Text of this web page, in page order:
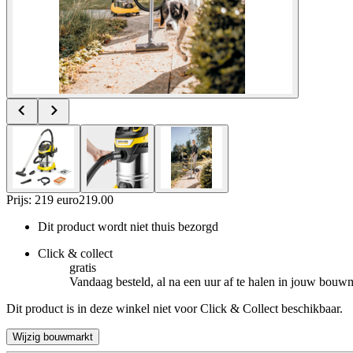
Prijs: 219 euro219.00
Dit product wordt niet thuis bezorgd
Click & collect
gratis
Vandaag besteld, al na een uur af te halen in jouw
Dit product is in deze winkel niet voor Click & Collect beschikbaar.
Wijzig bouwmarkt